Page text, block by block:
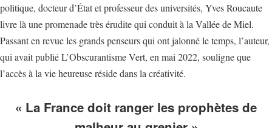
politique, docteur d’État et professeur des universités, Yves Roucaute
livre là une promenade très érudite qui conduit à la Vallée de Miel.
Passant en revue les grands penseurs qui ont jalonné le temps, l’auteur,
qui avait publié L’Obscurantisme Vert, en mai 2022, souligne que
l’accès à la vie heureuse réside dans la créativité.
« La France doit ranger les prophètes de